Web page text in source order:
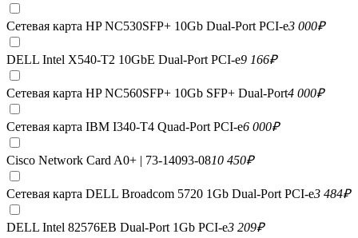
Сетевая карта HP NC530SFP+ 10Gb Dual-Port PCI-e3 000₽
DELL Intel X540-T2 10GbE Dual-Port PCI-e9 166₽
Сетевая карта HP NC560SFP+ 10Gb SFP+ Dual-Port4 000₽
Сетевая карта IBM I340-T4 Quad-Port PCI-e6 000₽
Cisco Network Card A0+ | 73-14093-0810 450₽
Сетевая карта DELL Broadcom 5720 1Gb Dual-Port PCI-e3 484₽
DELL Intel 82576EB Dual-Port 1Gb PCI-e3 209₽